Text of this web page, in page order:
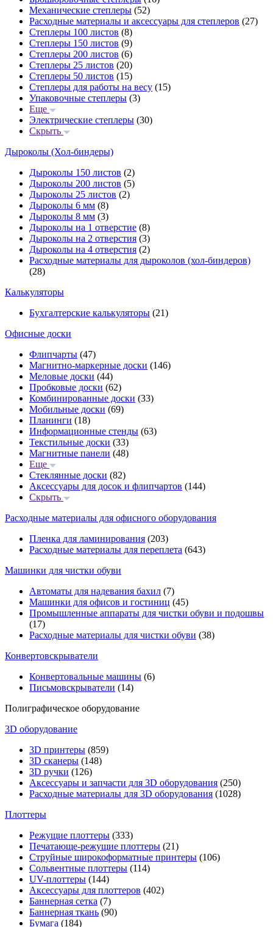
Механические степлеры (52)
Расходные материалы и аксессуары для степлеров (27)
Степлеры 100 листов (8)
Степлеры 150 листов (9)
Степлеры 200 листов (6)
Степлеры 25 листов (20)
Степлеры 50 листов (15)
Степлеры для работы на весу (15)
Упаковочные степлеры (3)
Еще
Электрические степлеры (30)
Скрыть
Дыроколы (Хол-биндеры)
Дыроколы 150 листов (2)
Дыроколы 200 листов (5)
Дыроколы 25 листов (2)
Дыроколы 6 мм (8)
Дыроколы 8 мм (3)
Дыроколы на 1 отверстие (8)
Дыроколы на 2 отверстия (3)
Дыроколы на 4 отверстия (2)
Расходные материалы для дыроколов (хол-биндеров)
(28)
Калькуляторы
Бухгалтерские калькуляторы (21)
Офисные доски
Флипчарты (47)
Магнитно-маркерные доски (146)
Меловые доски (44)
Пробковые доски (62)
Комбинированные доски (33)
Мобильные доски (69)
Планинги (18)
Информационные стенды (63)
Текстильные доски (33)
Магнитные панели (48)
Еще
Стеклянные доски (82)
Аксессуары для досок и флипчартов (144)
Скрыть
Расходные материалы для офисного оборудования
Пленка для ламинирования (203)
Расходные материалы для переплета (643)
Машинки для чистки обуви
Автоматы для надевания бахил (7)
Машинки для офисов и гостиниц (45)
Промышленные аппараты для чистки обуви и подошвы
(17)
Расходные материалы для чистки обуви (38)
Конвертовскрыватели
Конвертовальные машины (6)
Письмовскрыватели (14)
Полиграфическое оборудование
3D оборудование
3D принтеры (859)
3D сканеры (148)
3D ручки (126)
Аксессуары и запчасти для 3D оборудования (250)
Расходные материалы для 3D оборудования (1028)
Плоттеры
Режущие плоттеры (333)
Печатающе-режущие плоттеры (21)
Струйные широкоформатные принтеры (106)
Сольвентные плоттеры (114)
UV-плоттеры (144)
Аксессуары для плоттеров (402)
Баннерная сетка (7)
Баннерная ткань (90)
Бумага (184)